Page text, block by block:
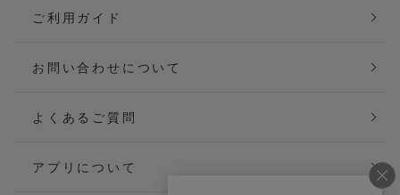
ご利用ガイド
お問い合わせについて
よくあるご質問
アプリについて